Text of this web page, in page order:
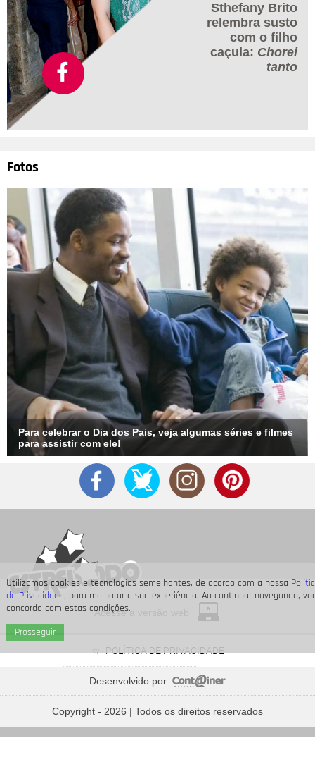
Utilizamos cookies e tecnologias semelhantes, de acordo com a nossa
de Privacidade, para melhorar a sua experiência. Ao continuar navegando,
concorda com estas condições.
Prosseguir
Sthefany Brito
relembra susto
com o filho
caçula: Chorei
tanto
Fotos
Para celebrar o Dia dos Pais, veja algumas séries e filmes
para assistir com ele!
que passarão o Dia dos Pais à espera de seus bebês
Acesse a versão web
POLÍTICA DE PRIVACIDADE
Desenvolvido por
Copyright - 2026 | Todos os direitos reservados